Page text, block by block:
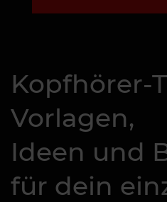
Kopfhörer-
Vorlagen,
Ideen und
für dein